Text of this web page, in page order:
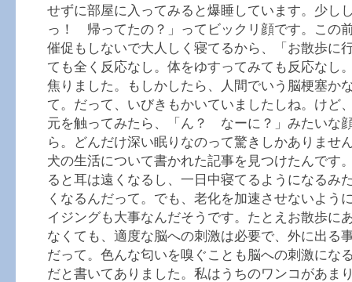
せずに部屋に入ってみると爆睡しています。少し
っ！ 帰ってたの？」ってビックリ顔です。この
催促もしないで大人しく寝てるから、「お散歩に
ても全く反応なし。体をゆすってみても反応なし
焦りました。もしかしたら、人間でいう脳梗塞か
て。だって、いびきもかいていましたしね。けど
元を触ってみたら、「ん？ なーに？」みたいな
ら。どんだけ深い眠りなのって驚きしかありませ
犬の生活について書かれた記事を見つけたんです
ると耳は遠くなるし、一日中寝てるようになるみ
くなるんだって。でも、老化を加速させないよう
イジングも大事なんだそうです。たとえお散歩に
なくても、適度な脳への刺激は必要で、外に出る
だって。色んな匂いを嗅ぐことも脳への刺激にな
だと書いてありました。私はうちのワンコがあま